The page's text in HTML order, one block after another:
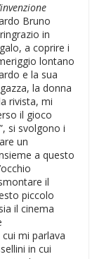
Bruno
in
a coprire i
lontano
e la sua
la donna
rivista, mi
il gioco
si svolgono i
un
a questo
il
piccolo
il cinema
mi parlava
in cui